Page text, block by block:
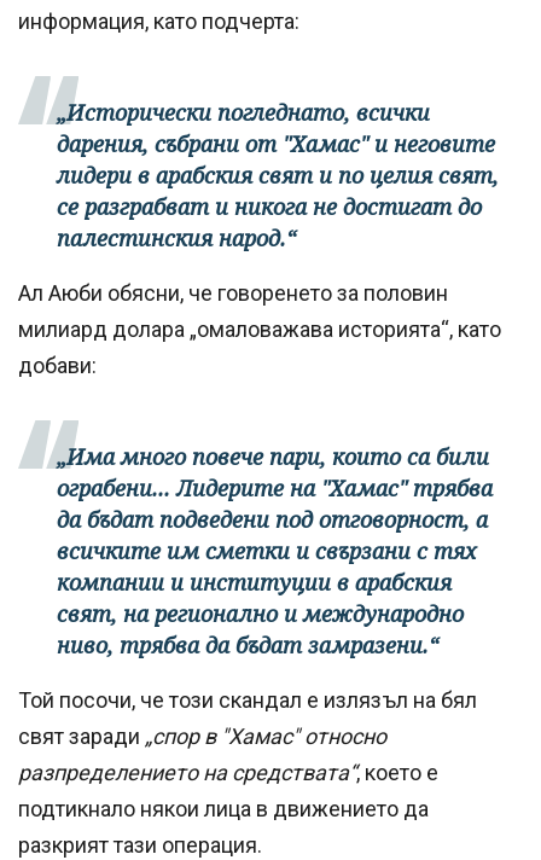
информация, като подчерта:
„Исторически погледнато, всички
дарения, събрани от "Хамас" и неговите
лидери в арабския свят и по целия свят,
се разграбват и никога не достигат до
палестинския народ.“
Ал Аюби обясни, че говоренето за половин
милиард долара „омаловажава историята“, като
добави:
„Има много повече пари, които са били
ограбени... Лидерите на "Хамас" трябва
да бъдат подведени под отговорност, а
всичките им сметки и свързани с тях
компании и институции в арабския
свят, на регионално и международно
ниво, трябва да бъдат замразени.“
Той посочи, че този скандал е излязъл на бял
свят заради „спор в "Хамас" относно
разпределението на средствата“, което е
подтикнало някои лица в движението да
разкрият тази операция.